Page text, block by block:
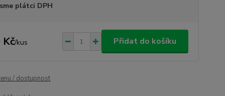
plátci DPH
Kč/kus Přidat do košíku
/ dostupnost